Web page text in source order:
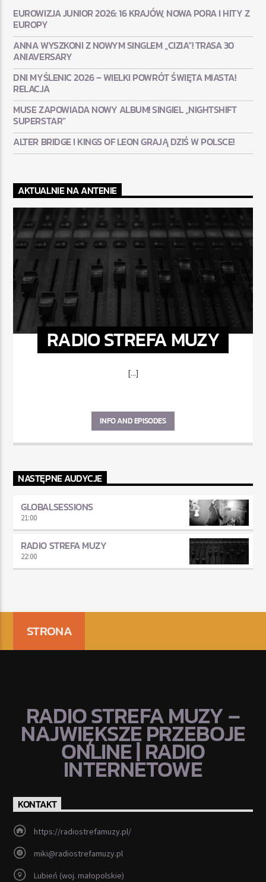
EUROWIZJA JUNIOR 2026: 16 KRAJÓW, NOWA PORA I HITY Z
EUROPY
ANNA WYSZKONI Z NOWYM SINGLEM „CIZIA”! TRASA 30
ANIAVERSARY
DNI MYŚLENIC 2026 – WIELKI POWRÓT ŚWIĘTA MIASTA!
RELACJA
MUSE ZAPOWIADA NOWY ALBUM! SINGIEL „NIGHTSHIFT
SUPERSTAR”
ALTER BRIDGE I KINGS OF LEON GRAJĄ DZIŚ W POLSCE!
AKTUALNIE NA ANTENIE
RADIO STREFA MUZY
[...]
INFO AND EPISODES
NASTĘPNE AUDYCJE
GLOBALSESSIONS
21:00
RADIO STREFA MUZY
22:00
STRONA
RADIO STREFA MUZY –
NAJWIĘKSZE PRZEBOJE
ONLINE | RADIO
INTERNETOWE
KONTAKT
https://radiostrefamuzy.pl/
miki@radiostrefamuzy.pl
Lubień (woj. małopolskie)